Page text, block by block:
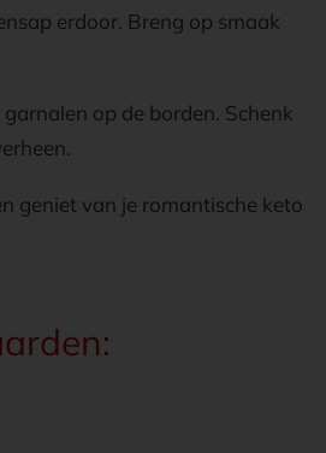
erdoor. Breng op smaak
op de borden. Schenk
geniet van je romantische keto